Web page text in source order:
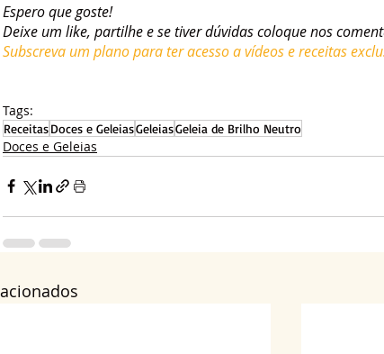
Espero que goste!
Deixe um like, partilhe e se tiver dúvidas coloque nos
Subscreva um plano para ter acesso a vídeos e receitas
Tags:
ReceitasDoces e GeleiasGeleiasGeleia de Brilho Neutro
Doces e Geleias